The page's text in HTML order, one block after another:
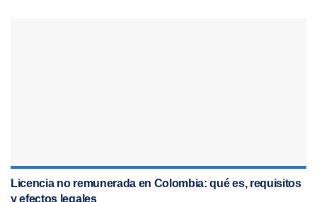
Licencia no remunerada en Colombia: qué es, requisitos
y efectos legales